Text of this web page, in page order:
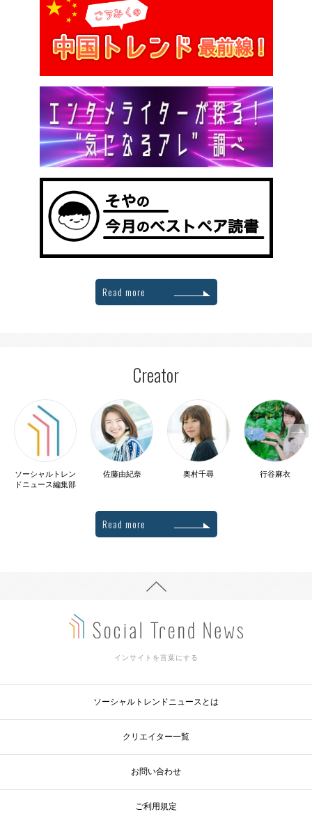
Read more
Creator
ソーシャルトレン
ドニュース編集部
佐藤由紀奈 奥村千尋 行谷麻衣
Read more
インサイトを言葉にする
ソーシャルトレンドニュースとは
クリエイター一覧
お問い合わせ
ご利用規定